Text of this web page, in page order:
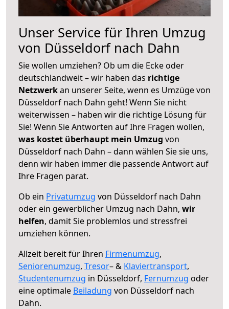
Unser Service für Ihren Umzug
von Düsseldorf nach Dahn
Sie wollen umziehen? Ob um die Ecke oder
deutschlandweit – wir haben das richtige
Netzwerkan unserer Seite, wenn es Umzüge von
Düsseldorf nach Dahn geht! Wenn Sie nicht
weiterwissen – haben wir die richtige Lösung für
Sie! Wenn Sie Antworten auf Ihre Fragen wollen,
was kostet überhaupt mein Umzug von
Düsseldorf nach Dahn – dann wählen Sie sie uns,
denn wir haben immer die passende Antwort auf
Ihre Fragen parat.
Ob ein Privatumzug von Düsseldorf nach Dahn
oder ein gewerblicher Umzug nach Dahn, wir
helfen, damit Sie problemlos und stressfrei
umziehen können.
Allzeit bereit für Ihren Firmenumzug,
Seniorenumzug, Tresor– & Klaviertransport,
Studentenumzug in Düsseldorf, Fernumzug oder
eine optimale Beiladung von Düsseldorf nach
Dahn.